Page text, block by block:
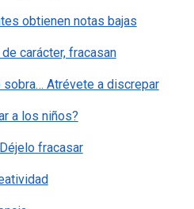
obtienen notas bajas
carácter, fracasan
sobra… Atrévete a discrepar
a los niños?
fracasar